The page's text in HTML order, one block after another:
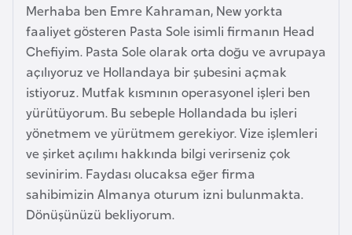
Merhaba ben Emre Kahraman, New yorkta
faaliyet gösteren Pasta Sole isimli firmanın Head
Chefiyim. Pasta Sole olarak orta doğu ve avrupaya
açılıyoruz ve Hollandaya bir şubesini açmak
istiyoruz. Mutfak kısmının operasyonel işleri ben
yürütüyorum. Bu sebeple Hollandada bu işleri
yönetmem ve yürütmem gerekiyor. Vize işlemleri
ve şirket açılımı hakkında bilgi verirseniz çok
sevinirim. Faydası olucaksa eğer firma
sahibimizin Almanya oturum izni bulunmakta.
Dönüşünüzü bekliyorum.
D
e
m
o
k
r
a
t
i
k
K